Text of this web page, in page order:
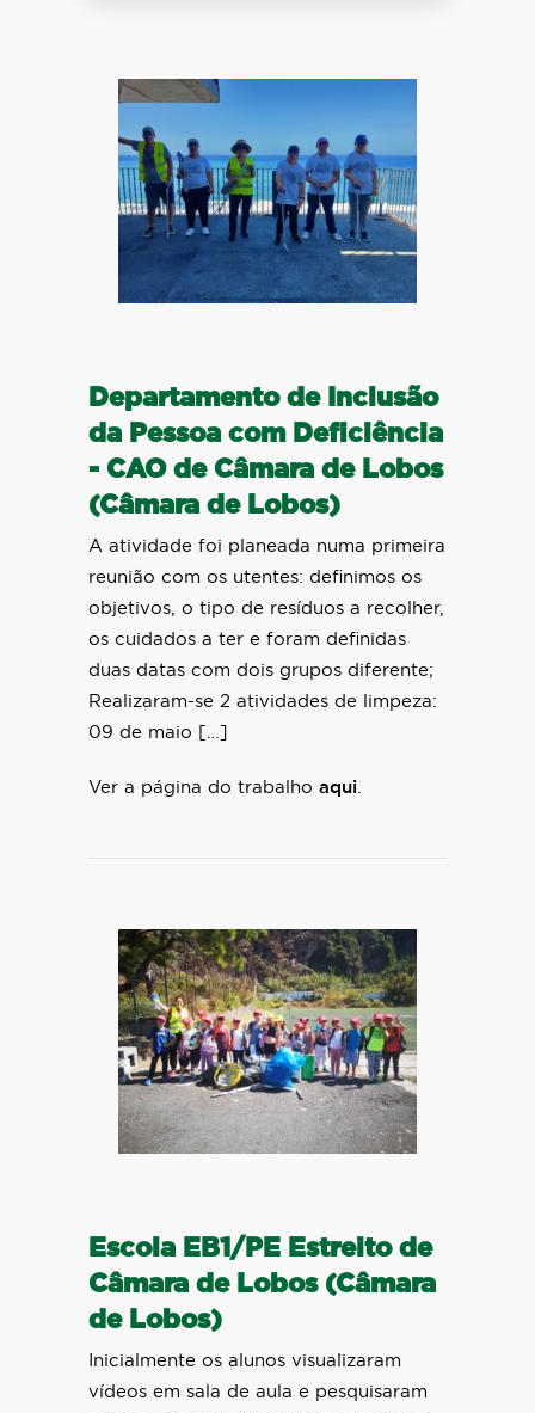
Departamento de Inclusão
da Pessoa com Deficiência
- CAO de Câmara de Lobos
(Câmara de Lobos)
A atividade foi planeada numa primeira
reunião com os utentes: definimos os
objetivos, o tipo de resíduos a recolher,
os cuidados a ter e foram definidas
duas datas com dois grupos diferente;
Realizaram-se 2 atividades de limpeza:
09 de maio […]
Ver a página do trabalho aqui.
Escola EB1/PE Estreito de
Câmara de Lobos (Câmara
de Lobos)
Inicialmente os alunos visualizaram
vídeos em sala de aula e pesquisaram